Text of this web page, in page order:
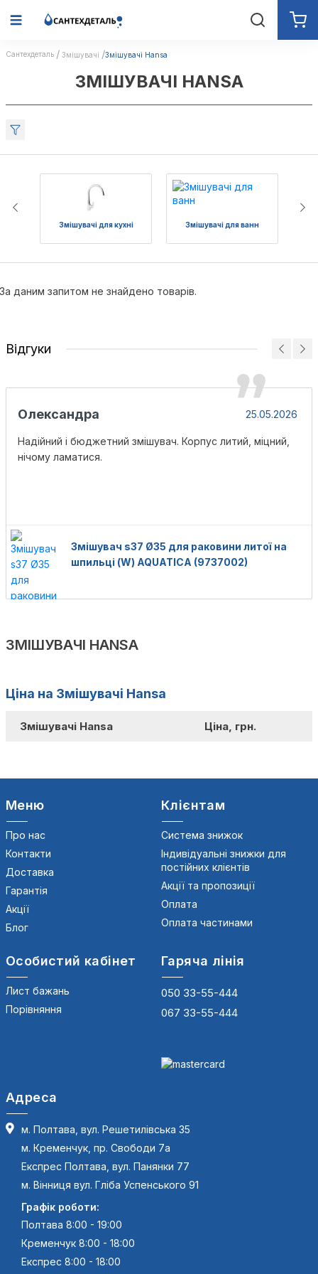
Сантехдеталь Змішувачі Змішувачі Hansa
ЗМІШУВАЧІ HANSA
Змішувачі для кухні Змішувачі для ванн
За даним запитом не знайдено товарів.
Відгуки
Олександра 25.05.2026
Надійний і бюджетний змішувач. Корпус литий, міцний,
нічому ламатися.
Змішувач s37 Ø35 для раковини литої на
шпильці (W) AQUATICA (9737002)
ЗМІШУВАЧІ HANSA
Ціна на Змішувачі Hansa
Змішувачі Hansa Ціна, грн.
Меню
Про нас
Контакти
Доставка
Гарантія
Акції
Блог
Клієнтам
Система знижок
Індивідуальні знижки для
постійних клієнтів
Акції та пропозиції
Оплата
Оплата частинами
Особистий кабінет
Лист бажань
Порівняння
Гаряча лінія
050 33-55-444
067 33-55-444
Адреса
м. Полтава, вул. Решетилівська 35
м. Кременчук, пр. Свободи 7а
Експрес Полтава, вул. Панянки 77
м. Вінниця вул. Гліба Успенського 91
Графік роботи:
Полтава 8:00 - 19:00
Кременчук 8:00 - 18:00
Експрес 8:00 - 18:00